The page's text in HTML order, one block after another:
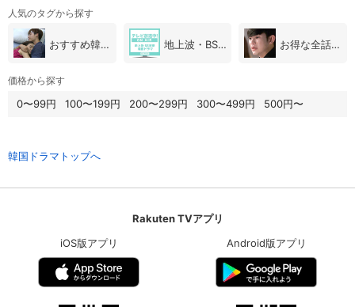
人気のタグから探す
おすすめ韓国ドラマ 地上波・BS放送（韓国ドラマ） お得な全話パック
価格から探す
0〜99円 100〜199円 200〜299円 300〜499円 500円〜
韓国ドラマトップへ
Rakuten TVアプリ
iOS版アプリ
Android版アプリ